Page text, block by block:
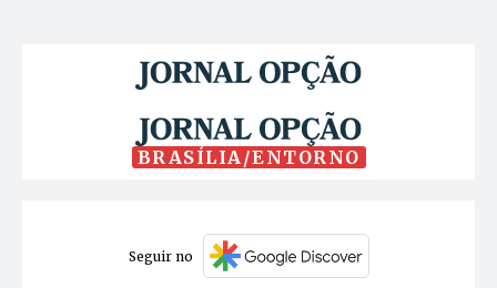
BRASÍLIA/ENTORNO
Seguir no